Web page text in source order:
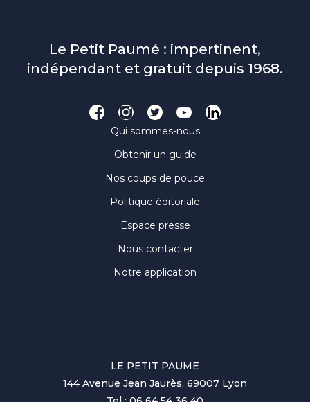
Le Petit Paumé : impertinent,
indépendant et gratuit depuis 1968.
Qui sommes-nous
Obtenir un guide
Nos coups de pouce
Politique éditoriale
Espace presse
Nous contacter
Notre application
LE PETIT PAUME
144 Avenue Jean Jaurès, 69007 Lyon